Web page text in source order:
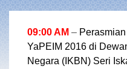
09:00 AM –
YaPEIM 2016 di
Negara (IKBN) Seri